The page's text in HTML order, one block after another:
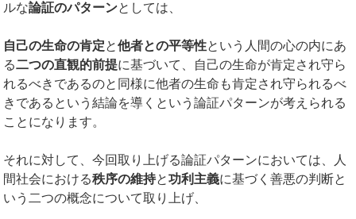
ルな論証のパターンとしては、
自己の生命の肯定と他者との平等性という人間の心の内にあ
る二つの直観的前提に基づいて、自己の生命が肯定され守ら
れるべきであるのと同様に他者の生命も肯定され守られるべ
きであるという結論を導くという論証パターンが考えられる
ことになります。
それに対して、今回取り上げる論証パターンにおいては、人
間社会における秩序の維持と功利主義に基づく善悪の判断と
いう二つの概念について取り上げ、